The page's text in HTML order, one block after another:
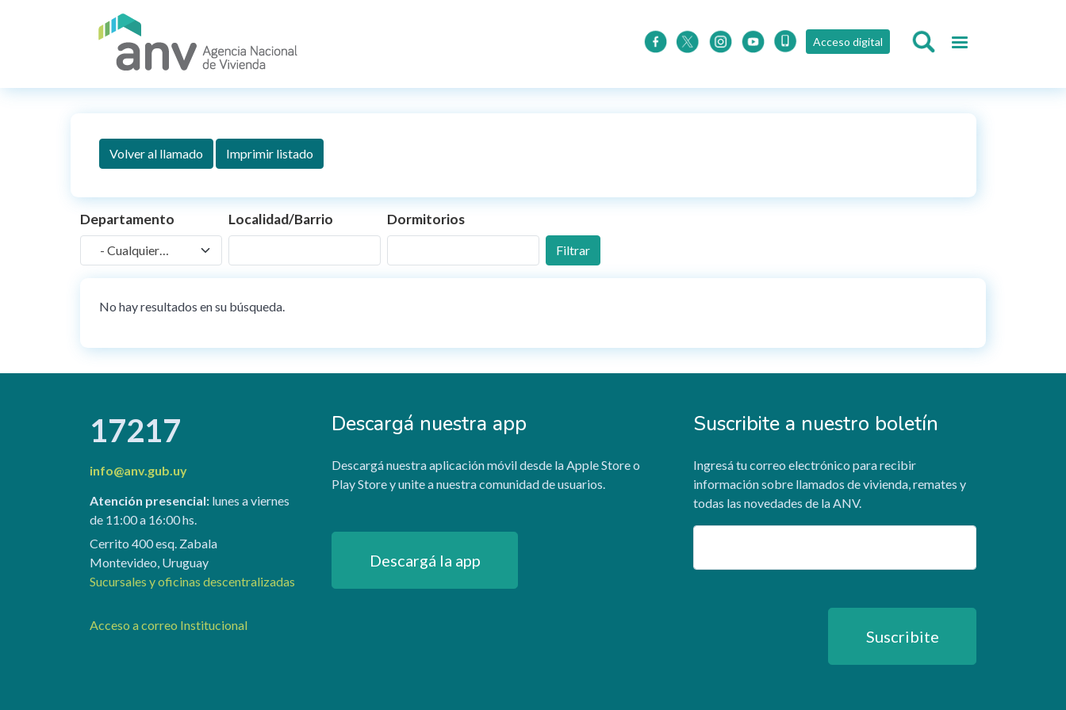
Acceso digital
Volver al llamado Imprimir listado
Departamento
- Cualquiera -
Localidad/Barrio Dormitorios
Filtrar
No hay resultados en su búsqueda.
17217
info@anv.gub.uy
Atención presencial:lunes a viernes
de 11:00 a 16:00 hs.
Cerrito 400 esq. Zabala
Montevideo, Uruguay
Sucursales y oficinas descentralizadas
Acceso a correo Institucional
Descargá nuestra app
Descargá nuestra aplicación móvil desde la Apple Store o
Play Store y unite a nuestra comunidad de usuarios.
Descargá la app
Suscribite a nuestro boletín
Ingresá tu correo electrónico para recibir
información sobre llamados de vivienda, remates y
todas las novedades de la ANV.
Email
Suscribite